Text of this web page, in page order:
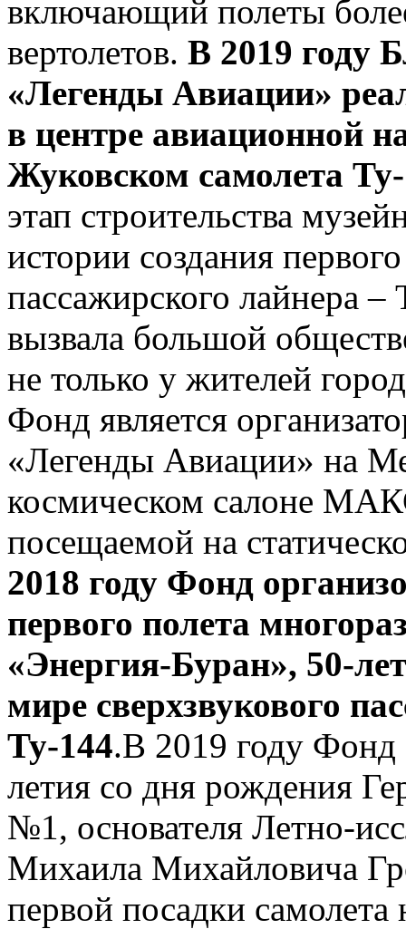
включающий полеты
вертолетов. В 2019 году
«Легенды Авиации»
в центре авиационной
Жуковском самолета
этап строительства
истории создания
пассажирского лайнера –
вызвала большой
не только у жителей
Фонд является
«Легенды Авиации» на
космическом салоне
посещаемой на
2018 году Фонд
первого полета
«Энергия-Буран», 50-
мире сверхзвукового
Ту-144.В 2019 году Фонд
летия со дня рождения
№1, основателя Летно-
Михаила Михайловича
первой посадки